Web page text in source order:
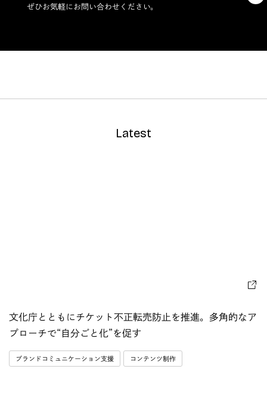
ぜひお気軽にお問い合わせください。
Latest
文化庁とともにチケット不正転売防止を推進。多角的なア
プローチで“自分ごと化”を促す
ブランドコミュニケーション支援 コンテンツ制作